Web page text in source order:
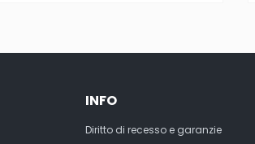
INFO
Diritto di recesso e garanzie